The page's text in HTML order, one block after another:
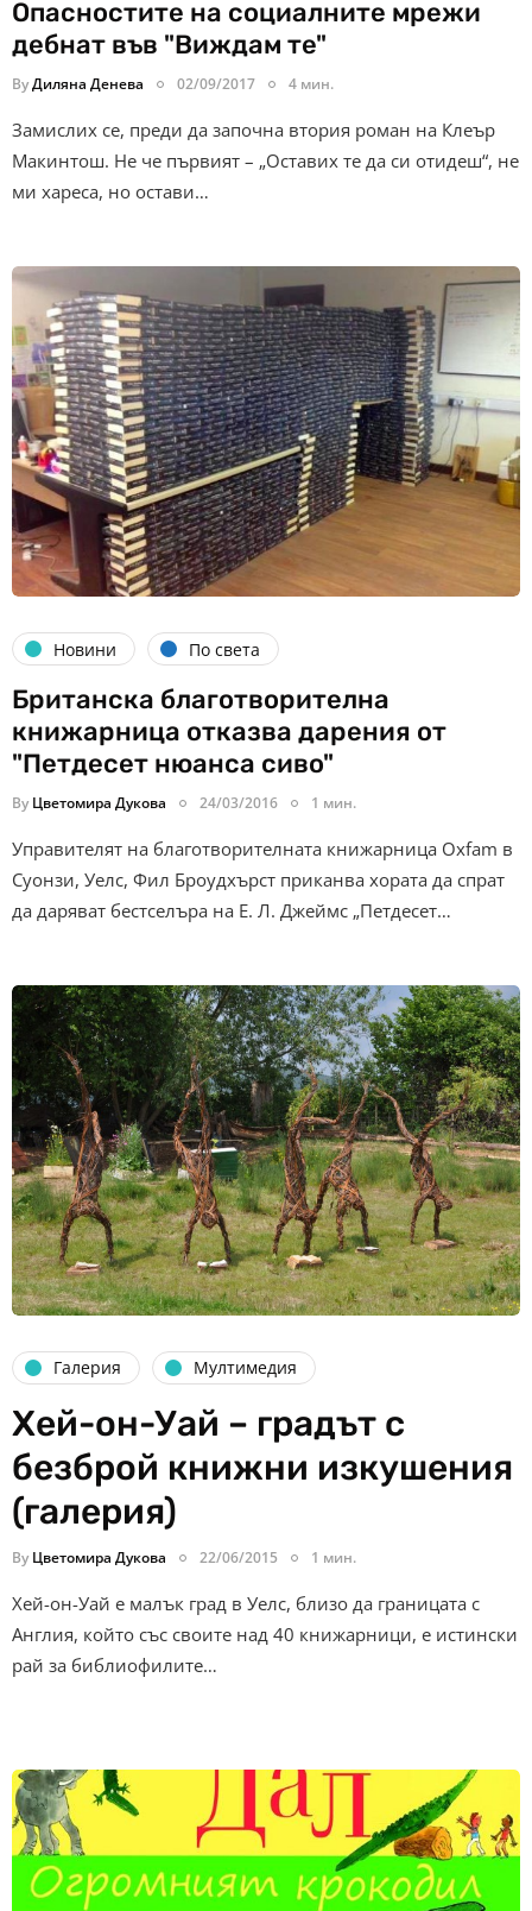
Oпасностите на социалните мрежи
дебнат във "Виждам те"
ByДиляна Денева 02/09/2017 4 мин.
Замислих се, преди да започна втория роман на Клеър
Макинтош. Не че първият – „Оставих те да си отидеш“, не
ми хареса, но остави…
Новини По света
Британска благотворителна
книжарница отказва дарения от
"Петдесет нюанса сиво"
By Цветомира Дукова 24/03/2016 1 мин.
Управителят на благотворителната книжарница Oxfam в
Суонзи, Уелс, Фил Броудхърст приканва хората да спрат
да даряват бестселъра на Е. Л. Джеймс „Петдесет…
Галерия Мултимедия
Хей-он-Уай – градът с
безброй книжни изкушения
(галерия)
By Цветомира Дукова 22/06/2015 1 мин.
Хей-он-Уай е малък град в Уелс, близо да границата с
Англия, който със своите над 40 книжарници, е истински
рай за библиофилите…